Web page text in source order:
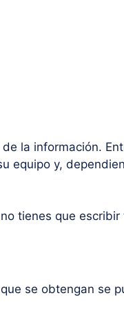
la información.
equipo y,
tienes que
se obtengan se